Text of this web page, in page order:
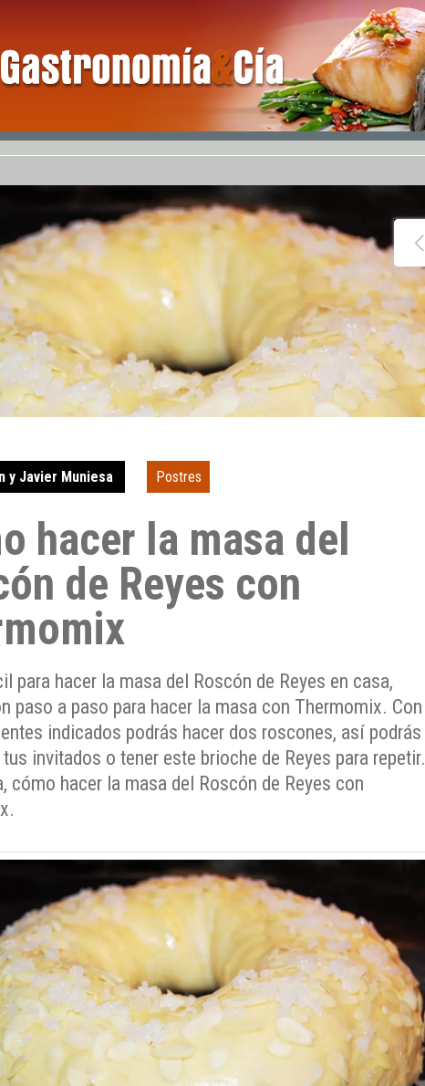
y Javier Muniesa Postres
hacer la masa del
de Reyes con
para hacer la masa del Roscón de Reyes en casa,
paso a paso para hacer la masa con Thermomix. Con
indicados podrás hacer dos roscones, así podrás
tus invitados o tener este brioche de Reyes para repetir.
cómo hacer la masa del Roscón de Reyes con